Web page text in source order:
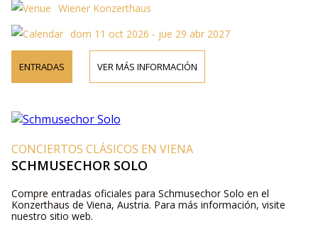
Wiener Konzerthaus
dom 11 oct 2026 - jue 29 abr 2027
ENTRADAS VER MÁS INFORMACIÓN
CONCIERTOS CLÁSICOS EN VIENA
SCHMUSECHOR SOLO
Compre entradas oficiales para Schmusechor Solo en el
Konzerthaus de Viena, Austria. Para más información, visite
nuestro sitio web.